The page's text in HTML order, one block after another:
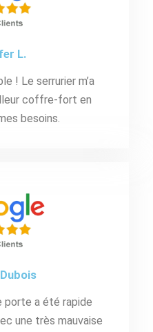
L.
! Le serrurier m’a
coffre-fort en
besoins.
porte a été rapide
une très mauvaise